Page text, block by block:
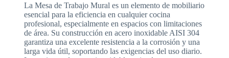
La Mesa de Trabajo Mural es un elemento de mobiliario
esencial para la eficiencia en cualquier cocina
profesional, especialmente en espacios con limitaciones
de área. Su construcción en acero inoxidable AISI 304
garantiza una excelente resistencia a la corrosión y una
larga vida útil, soportando las exigencias del uso diario.